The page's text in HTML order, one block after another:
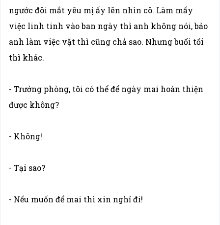
ngước đôi mắt yêu mị ấy lên nhìn cô. Làm mấy
việc linh tinh vào ban ngày thì anh không nói, bảo
anh làm việc vặt thì cũng chả sao. Nhưng buổi tối
thì khác.
- Trưởng phòng, tôi có thể để ngày mai hoàn thiện
được không?
- Không!
- Tại sao?
- Nếu muốn để mai thì xin nghỉ đi!